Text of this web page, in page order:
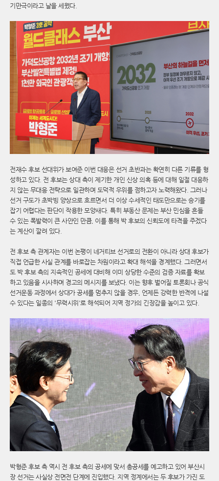
기만극이라고 날을 세웠다.
전재수 후보 선대위가 보여준 이번 대응은 선거 초반과는 확연히 다른 기류를 형
성하고 있다. 전 후보는 상대 측이 제기한 개인 신상 의혹 등에 대해 일절 대응하
지 않는 무대응 전략으로 일관하며 도덕적 우위를 점하고자 노력해왔다. 그러나
선거 구도가 초박빙 양상으로 흐르면서 더 이상 수세적인 태도만으로는 승기를
잡기 어렵다는 판단이 작용한 모양새다. 특히 부동산 문제는 부산 민심을 흔들
수 있는 폭발력이 큰 사안인 만큼, 이를 통해 박 후보의 신뢰도에 타격을 주겠다
는 계산이 깔려 있다.
전 후보 측 관계자는 이번 논평이 네거티브 선거로의 전환이 아니라 상대 후보가
직접 언급한 사실 관계를 바로잡는 차원이라고 확대 해석을 경계했다. 그러면서
도 박 후보 측의 지속적인 공세에 대비해 이미 상당한 수준의 검증 자료를 확보
하고 있음을 시사하며 경고의 메시지를 보냈다. 이는 향후 벌어질 토론회나 공식
선거운동 과정에서 상대가 공세를 멈추지 않을 경우, 언제든 강력한 반격에 나설
수 있다는 일종의 '무력시위'로 해석되어 지역 정가의 긴장감을 높이고 있다.
박형준 후보 측 역시 전 후보 측의 공세에 맞서 총공세를 예고하고 있어 부산시
장 선거는 사실상 전면전 단계에 진입했다. 지역 정계에서는 두 후보가 가진 도